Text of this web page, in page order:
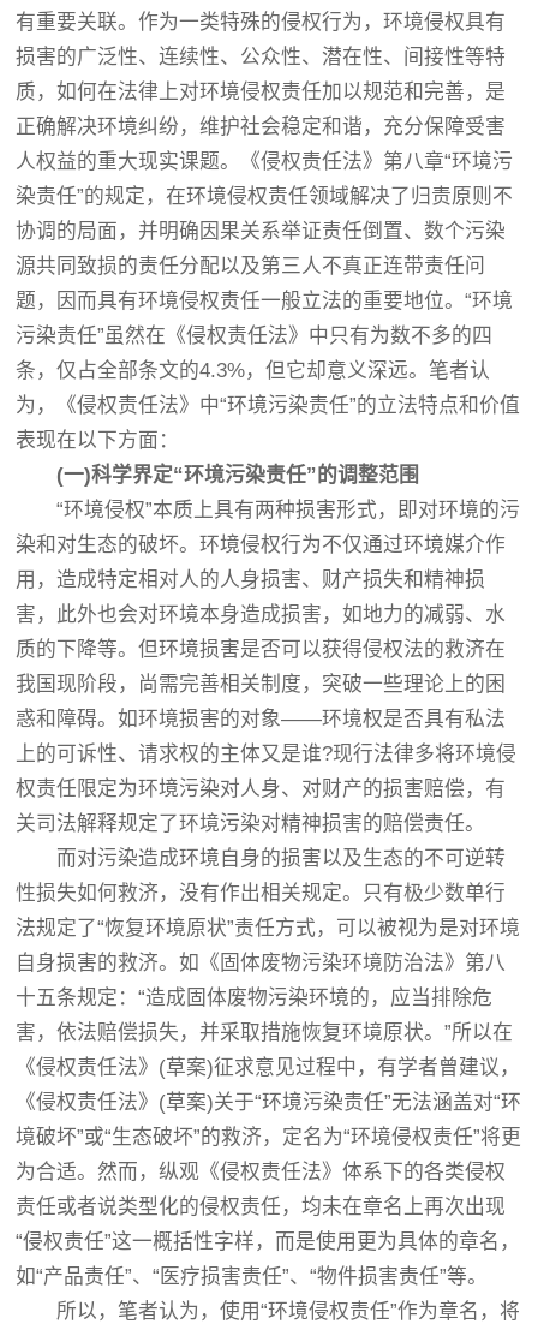
有重要关联。作为一类特殊的侵权行为，环境侵权具有
损害的广泛性、连续性、公众性、潜在性、间接性等特
质，如何在法律上对环境侵权责任加以规范和完善，是
正确解决环境纠纷，维护社会稳定和谐，充分保障受害
人权益的重大现实课题。《侵权责任法》第八章“环境污
染责任”的规定，在环境侵权责任领域解决了归责原则不
协调的局面，并明确因果关系举证责任倒置、数个污染
源共同致损的责任分配以及第三人不真正连带责任问
题，因而具有环境侵权责任一般立法的重要地位。“环境
污染责任”虽然在《侵权责任法》中只有为数不多的四
条，仅占全部条文的4.3%，但它却意义深远。笔者认
为，《侵权责任法》中“环境污染责任”的立法特点和价值
表现在以下方面：
(一)科学界定“环境污染责任”的调整范围
“环境侵权”本质上具有两种损害形式，即对环境的污
染和对生态的破坏。环境侵权行为不仅通过环境媒介作
用，造成特定相对人的人身损害、财产损失和精神损
害，此外也会对环境本身造成损害，如地力的减弱、水
质的下降等。但环境损害是否可以获得侵权法的救济在
我国现阶段，尚需完善相关制度，突破一些理论上的困
惑和障碍。如环境损害的对象——环境权是否具有私法
上的可诉性、请求权的主体又是谁?现行法律多将环境侵
权责任限定为环境污染对人身、对财产的损害赔偿，有
关司法解释规定了环境污染对精神损害的赔偿责任。
而对污染造成环境自身的损害以及生态的不可逆转
性损失如何救济，没有作出相关规定。只有极少数单行
法规定了“恢复环境原状”责任方式，可以被视为是对环境
自身损害的救济。如《固体废物污染环境防治法》第八
十五条规定：“造成固体废物污染环境的，应当排除危
害，依法赔偿损失，并采取措施恢复环境原状。”所以在
《侵权责任法》(草案)征求意见过程中，有学者曾建议，
《侵权责任法》(草案)关于“环境污染责任”无法涵盖对“环
境破坏”或“生态破坏”的救济，定名为“环境侵权责任”将更
为合适。然而，纵观《侵权责任法》体系下的各类侵权
责任或者说类型化的侵权责任，均未在章名上再次出现
“侵权责任”这一概括性字样，而是使用更为具体的章名，
如“产品责任”、“医疗损害责任”、“物件损害责任”等。
所以，笔者认为，使用“环境侵权责任”作为章名，将